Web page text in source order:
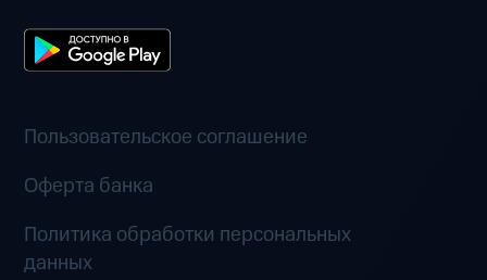
Пользовательское соглашение
Оферта банка
Политика обработки персональных
данных